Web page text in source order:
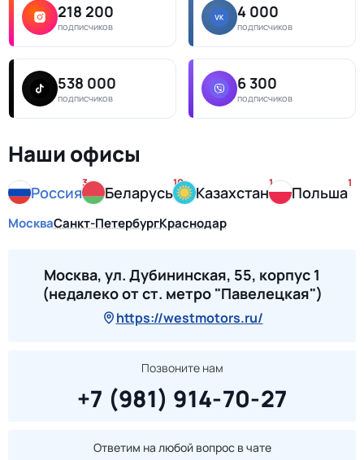
218 200
подписчиков
4 000
подписчиков
538 000
подписчиков
6 300
подписчиков
Наши офисы
Россия
3
Беларусь
10
Казахстан
1
Польша
1
МоскваСанкт-ПетербургКраснодар
Москва, ул. Дубининская, 55, корпус 1
(недалеко от ст. метро "Павелецкая")
https://westmotors.ru/
Позвоните нам
+7 (981) 914-70-27
Ответим на любой вопрос в чате